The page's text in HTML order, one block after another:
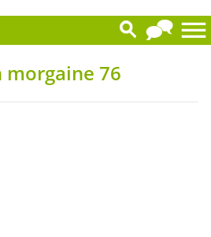
morgaine 76